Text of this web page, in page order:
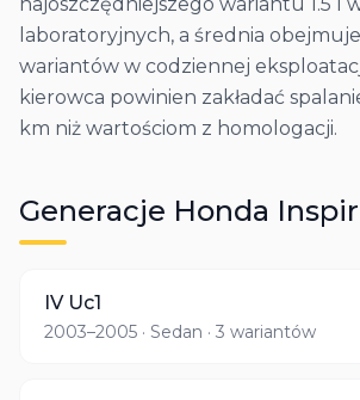
laboratoryjnych, a średnia
wariantów w codziennej
kierowca powinien zakładać
km niż wartościom z homologacji.
Generacje Honda
IV Uc1
2003–2005 · Sedan · 3 wariantów